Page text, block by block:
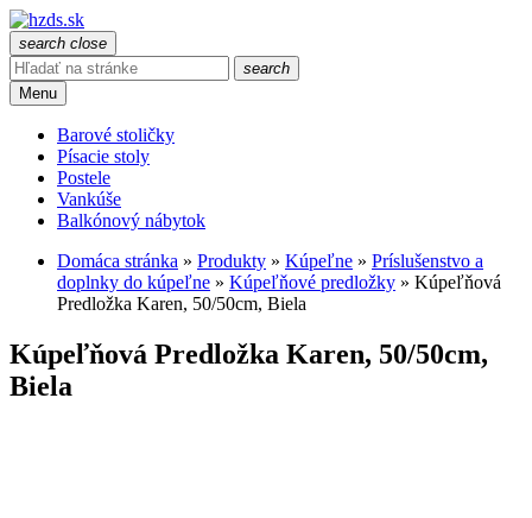
search close
search
Menu
Barové stoličky
Písacie stoly
Postele
Vankúše
Balkónový nábytok
Domáca stránka » Produkty » Kúpeľne » Príslušenstvo a
doplnky do kúpeľne » Kúpeľňové predložky » Kúpeľňová
Predložka Karen, 50/50cm, Biela
Kúpeľňová Predložka Karen, 50/50cm,
Biela